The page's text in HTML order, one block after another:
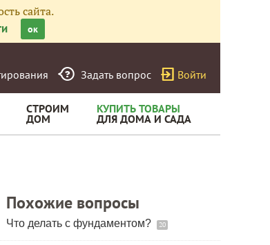
сайта.
ок
Задать вопрос Войти
СТРОИМ
ДОМ
КУПИТЬ ТОВАРЫ
ДЛЯ ДОМА И САДА
Похожие вопросы
Что делать с фундаментом? 20